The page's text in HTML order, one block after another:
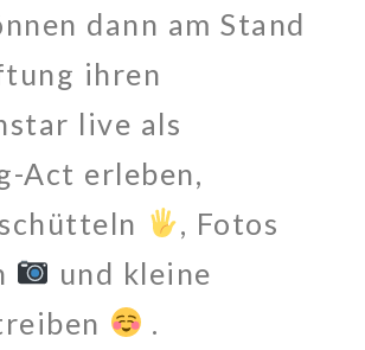
dann am Stand
ihren
live als
Act erleben,
, Fotos
und kleine
.